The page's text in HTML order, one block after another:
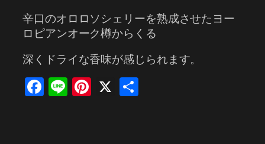
辛口のオロロソシェリーを熟成させたヨー
ロピアンオーク樽からくる
深くドライな香味が感じられます。
Facebook
LinePinterest
X